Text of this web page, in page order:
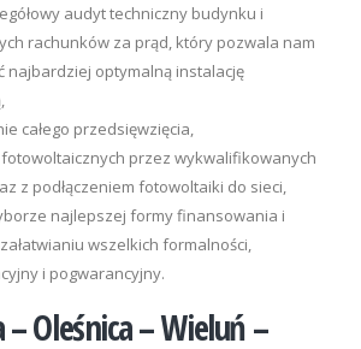
audyt techniczny budynku i
rachunków za prąd, który pozwala nam
najbardziej optymalną instalację
całego przedsięwzięcia,
przez wykwalifikowanych
z podłączeniem fotowoltaiki do sieci,
najlepszej formy finansowania i
wszelkich formalności,
i pogwarancyjny.
Oleśnica – Wieluń –